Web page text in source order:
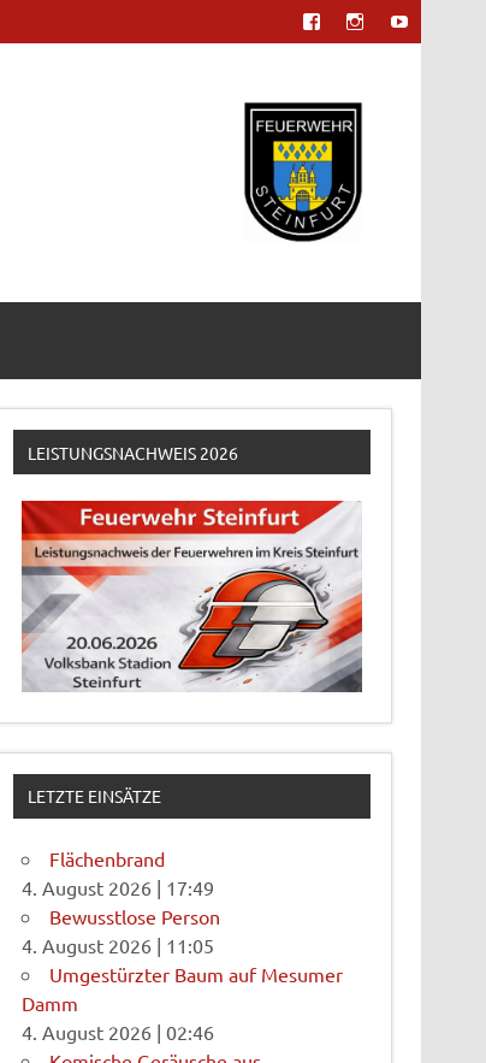
LEISTUNGSNACHWEIS 2026
LETZTE EINSÄTZE
Flächenbrand
4. August 2026 | 17:49
Bewusstlose Person
4. August 2026 | 11:05
Umgestürzter Baum auf Mesumer
Damm
4. August 2026 |02:46